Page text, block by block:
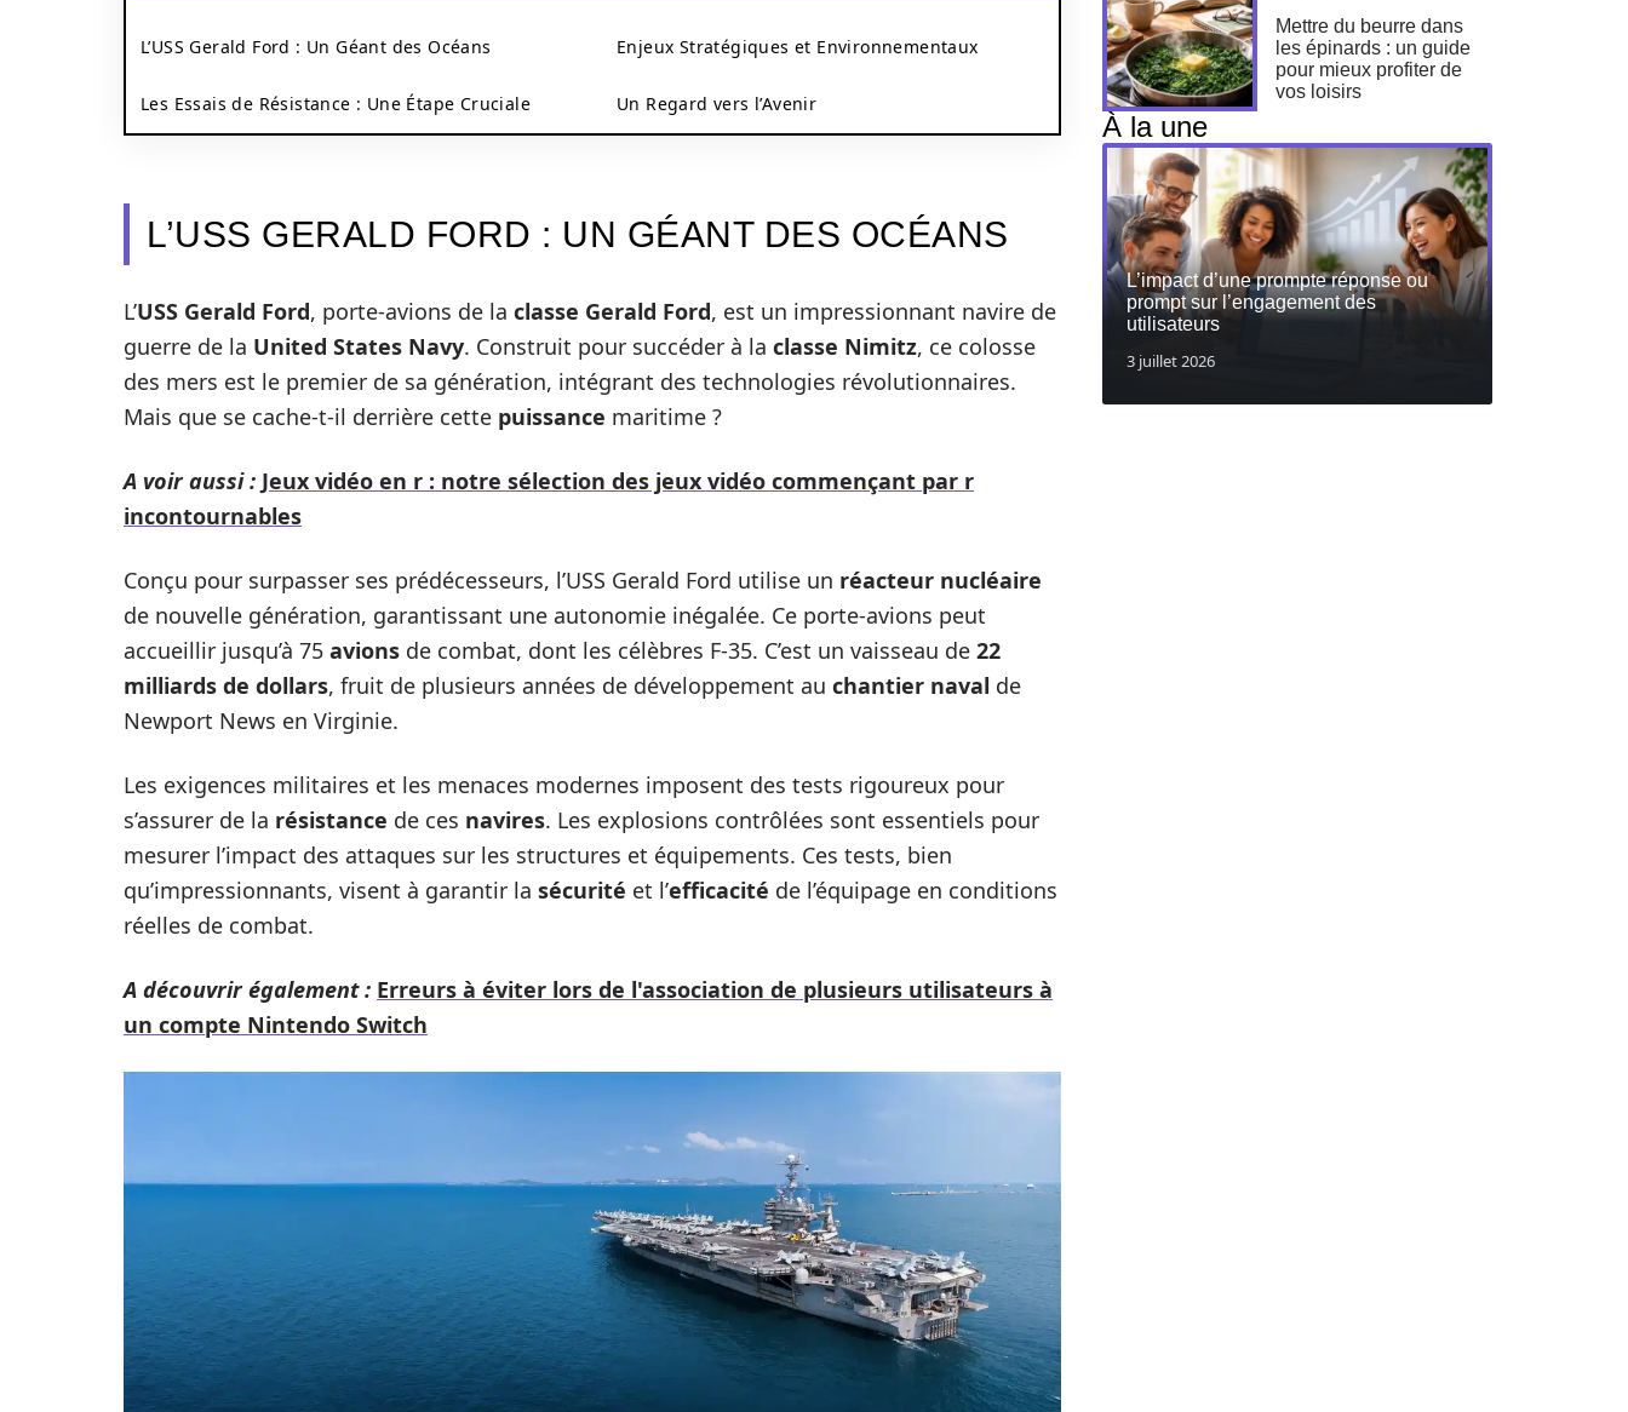
L’USS Gerald Ford : Un Géant des Océans
Les Essais de Résistance : Une Étape Cruciale
Enjeux Stratégiques et Environnementaux
Un Regard vers l’Avenir
L’USS GERALD FORD : UN GÉANT DES OCÉANS
L’USS Gerald Ford, porte-avions de la classe Gerald Ford, est un impressionnant navire de
guerre de la United States Navy. Construit pour succéder à la classe Nimitz, ce colosse
des mers est le premier de sa génération, intégrant des technologies révolutionnaires.
Mais que se cache-t-il derrière cette puissance maritime ?
A voir aussi : Jeux vidéo en r : notre sélection des jeux vidéo commençant par r
incontournables
Conçu pour surpasser ses prédécesseurs, l’USS Gerald Ford utilise un réacteur nucléaire
de nouvelle génération, garantissant une autonomie inégalée. Ce porte-avions peut
accueillir jusqu’à 75 avions de combat, dont les célèbres F-35. C’est un vaisseau de 22
milliards de dollars, fruit de plusieurs années de développement au chantier naval de
Newport News en Virginie.
Les exigences militaires et les menaces modernes imposent des tests rigoureux pour
s’assurer de la résistance de ces navires. Les explosions contrôlées sont essentiels pour
mesurer l’impact des attaques sur les structures et équipements. Ces tests, bien
qu’impressionnants, visent à garantir la sécurité et l’efficacité de l’équipage en conditions
réelles de combat.
A découvrir également : Erreurs à éviter lors de l'association de plusieurs utilisateurs à
un compte Nintendo Switch
Mettre du beurre dans
les épinards : un guide
pour mieux profiter de
vos loisirs
À la une
L’impact d’une prompte réponse ou
prompt sur l’engagement des
utilisateurs
3 juillet 2026